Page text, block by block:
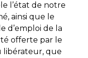
l’état de notre
ainsi que le
d’emploi de la
offerte par le
libérateur, que